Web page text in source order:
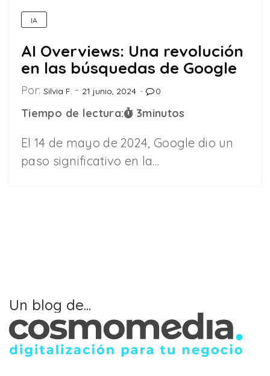
IA
AI Overviews: Una revolución
en las búsquedas de Google
Por: Silvia F. 21 junio, 2024 0
Tiempo de lectura: 3minutos
El 14 de mayo de 2024, Google dio un
paso significativo en la…
Un blog de...